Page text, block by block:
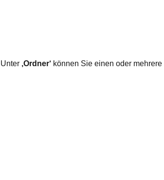
Unter ‚Ordner‘ können Sie einen oder